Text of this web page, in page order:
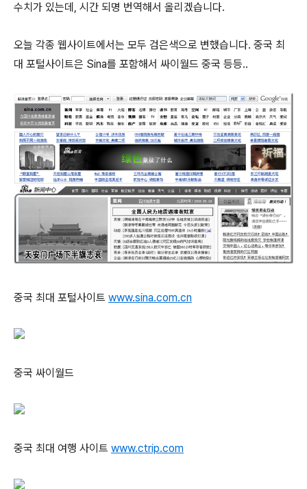
수치가 있는데, 시간 되명 번역해서 올리겠습니다.
오늘 각종 웹사이트에서는 모두 검은색으로 변했습니다. 중국 최
대 포털사이트은 Sina를 포함해서 싸이월드 중국 등등..
중국 최대 포털사이트 www.sina.com.cn
중국 싸이월드
중국 최대 여행 사이트 www.ctrip.com